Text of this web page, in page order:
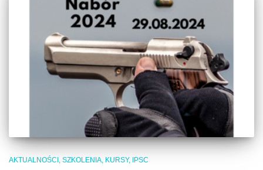
AKTUALNOŚCI, SZKOLENIA, KURSY, IPSC